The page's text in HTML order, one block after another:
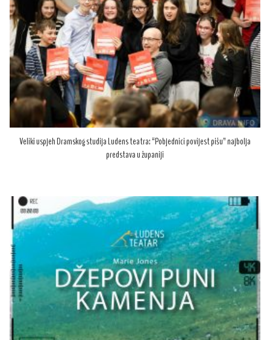
Veliki uspjeh Dramskog studija Ludens teatra: “Pobjednici povijest pišu” najbolja
predstava u županiji